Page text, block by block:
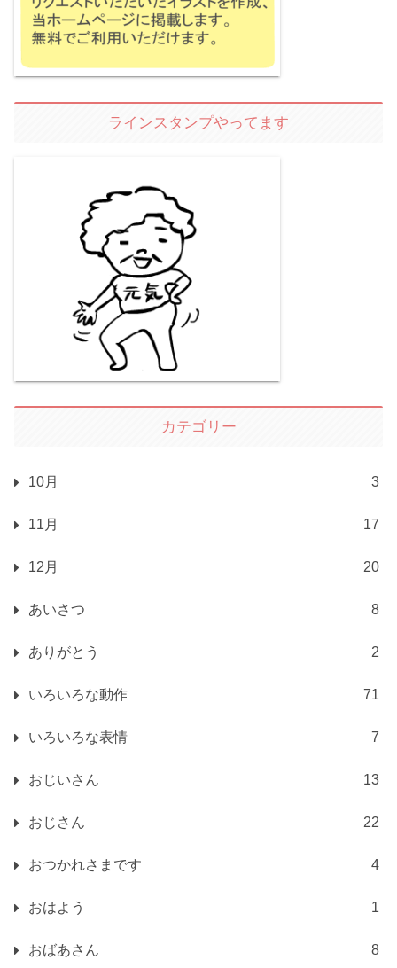
ラインスタンプやってます
カテゴリー
10月 3
11月 17
12月 20
あいさつ 8
ありがとう 2
いろいろな動作 71
いろいろな表情 7
おじいさん 13
おじさん 22
おつかれさまです 4
おはよう 1
おばあさん 8